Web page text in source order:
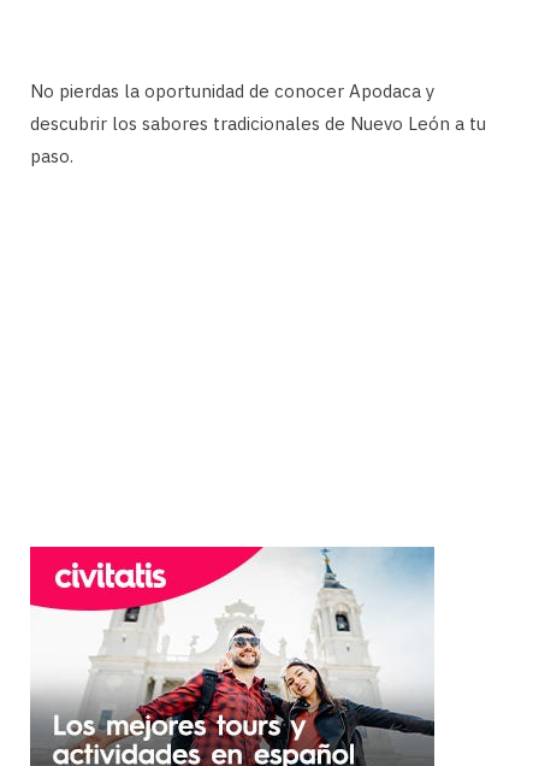
No pierdas la oportunidad de conocer Apodaca y
descubrir los sabores tradicionales de Nuevo León a tu
paso.